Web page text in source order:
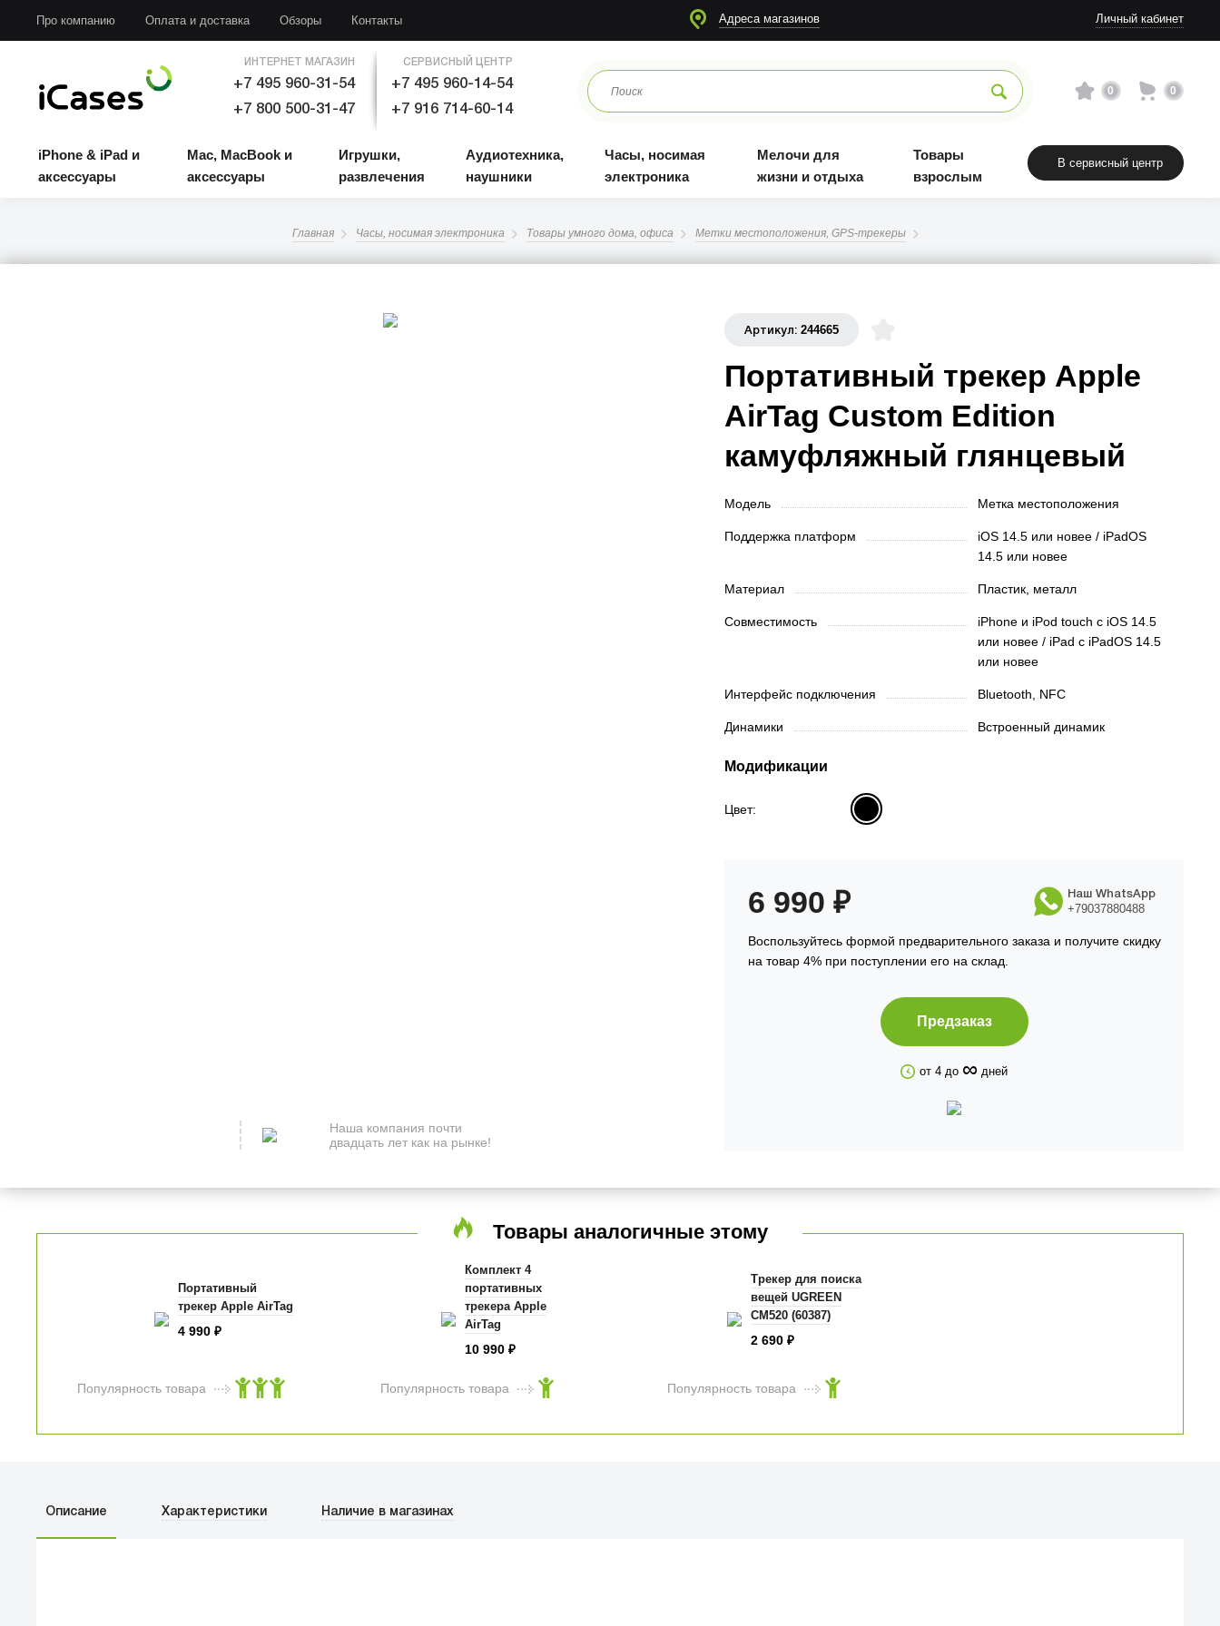
Про компанию Оплата и доставка Обзоры Контакты Адреса магазинов Личный кабинет
ИНТЕРНЕТ МАГАЗИН
+7 495 960-31-54
+7 800 500-31-47
СЕРВИСНЫЙ ЦЕНТР
+7 495 960-14-54
+7 916 714-60-14
0 0
iPhone & iPad и
аксессуары
Mac, MacBook и
аксессуары
Игрушки,
развлечения
Аудиотехника,
наушники
Часы, носимая
электроника
Мелочи для
жизни и отдыха
Товары
взрослым
В сервисный центр
Главная Часы, носимая электроника Товары умного дома, офиса Метки местоположения, GPS-трекеры
Артикул:244665
Портативный трекер Apple
AirTag Custom Edition
камуфляжный глянцевый
Модель Метка местоположения
Поддержка платформ
iOS 14.5 или новее / iPadOS
14.5 или новее
Материал Пластик, металл
Совместимость
iPhone и iPod touch с iOS 14.5
или новее / iPad с iPadOS 14.5
или новее
Интерфейс подключения Bluetooth, NFC
Динамики Встроенный динамик
Модификации
Цвет:
6 990 ₽
Воспользуйтесь формой предварительного заказа и получите скидку
на товар 4% при поступлении его на склад.
Наш WhatsApp
+79037880488
Предзаказ
от 4 до ∞ дней
Наша компания почти
двадцать лет как на рынке!
Товары аналогичные этому
Портативный
трекер Apple AirTag
4 990₽
Популярность товара
Комплект 4
портативных
трекера Apple
AirTag
10 990 ₽
Популярность товара
Трекер для поиска
вещей UGREEN
CM520 (60387)
2 690₽
Популярность товара
Описание Характеристики Наличие в магазинах